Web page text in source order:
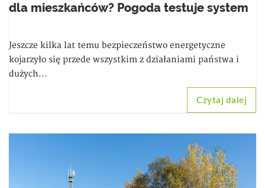
dla mieszkańców? Pogoda testuje system
Jeszcze kilka lat temu bezpieczeństwo energetyczne
kojarzyło się przede wszystkim z działaniami państwa i
dużych...
Czytaj dalej